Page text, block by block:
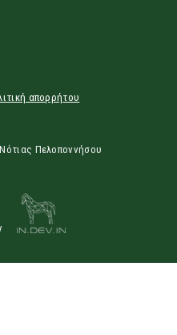
απορρήτου
Πελοποννήσου